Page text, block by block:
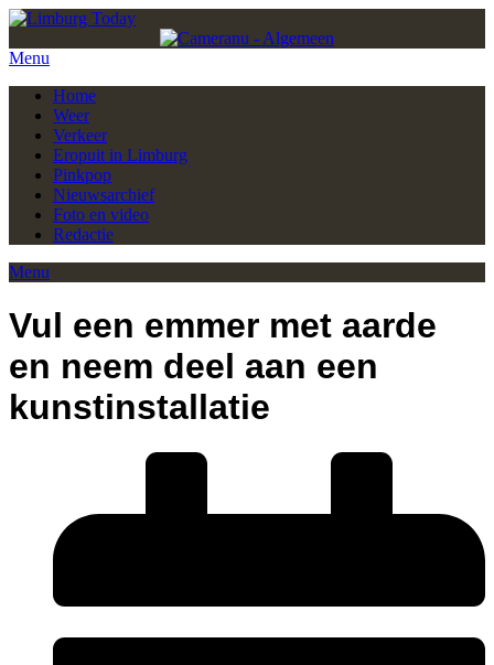
Menu
Home
Weer
Verkeer
Eropuit in Limburg
Pinkpop
Nieuwsarchief
Foto en video
Redactie
Menu
Vul een emmer met aarde
en neem deel aan een
kunstinstallatie